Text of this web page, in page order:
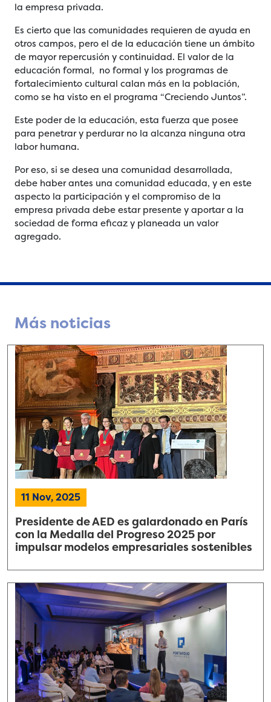
la empresa privada.
Es cierto que las comunidades requieren de ayuda en
otros campos, pero el de la educación tiene un ámbito
de mayor repercusión y continuidad. El valor de la
educación formal, no formal y los programas de
fortalecimiento cultural calan más en la población,
como se ha visto en el programa “Creciendo Juntos”.
Este poder de la educación, esta fuerza que posee
para penetrar y perdurar no la alcanza ninguna otra
labor humana.
Por eso, si se desea una comunidad desarrollada,
debe haber antes una comunidad educada, y en este
aspecto la participación y el compromiso de la
empresa privada debe estar presente y aportar a la
sociedad de forma eficaz y planeada un valor
agregado.
Más noticias
11 Nov, 2025
Presidente de AED es galardonado en París
con la Medalla del Progreso 2025 por
impulsar modelos empresariales sostenibles